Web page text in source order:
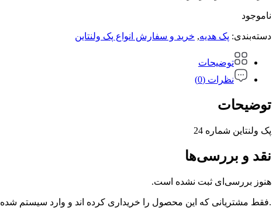
ناموجود
دسته‌بندی: پک هدیه, خرید و سفارش انواع پک ولنتاین
توضیحات
نظرات (0)
توضیحات
پک ولنتاین شماره 24
نقد و بررسی‌ها
هنوز بررسی‌ای ثبت نشده است.
.فقط مشتریانی که این محصول را خریداری کرده اند و وارد سیستم شده